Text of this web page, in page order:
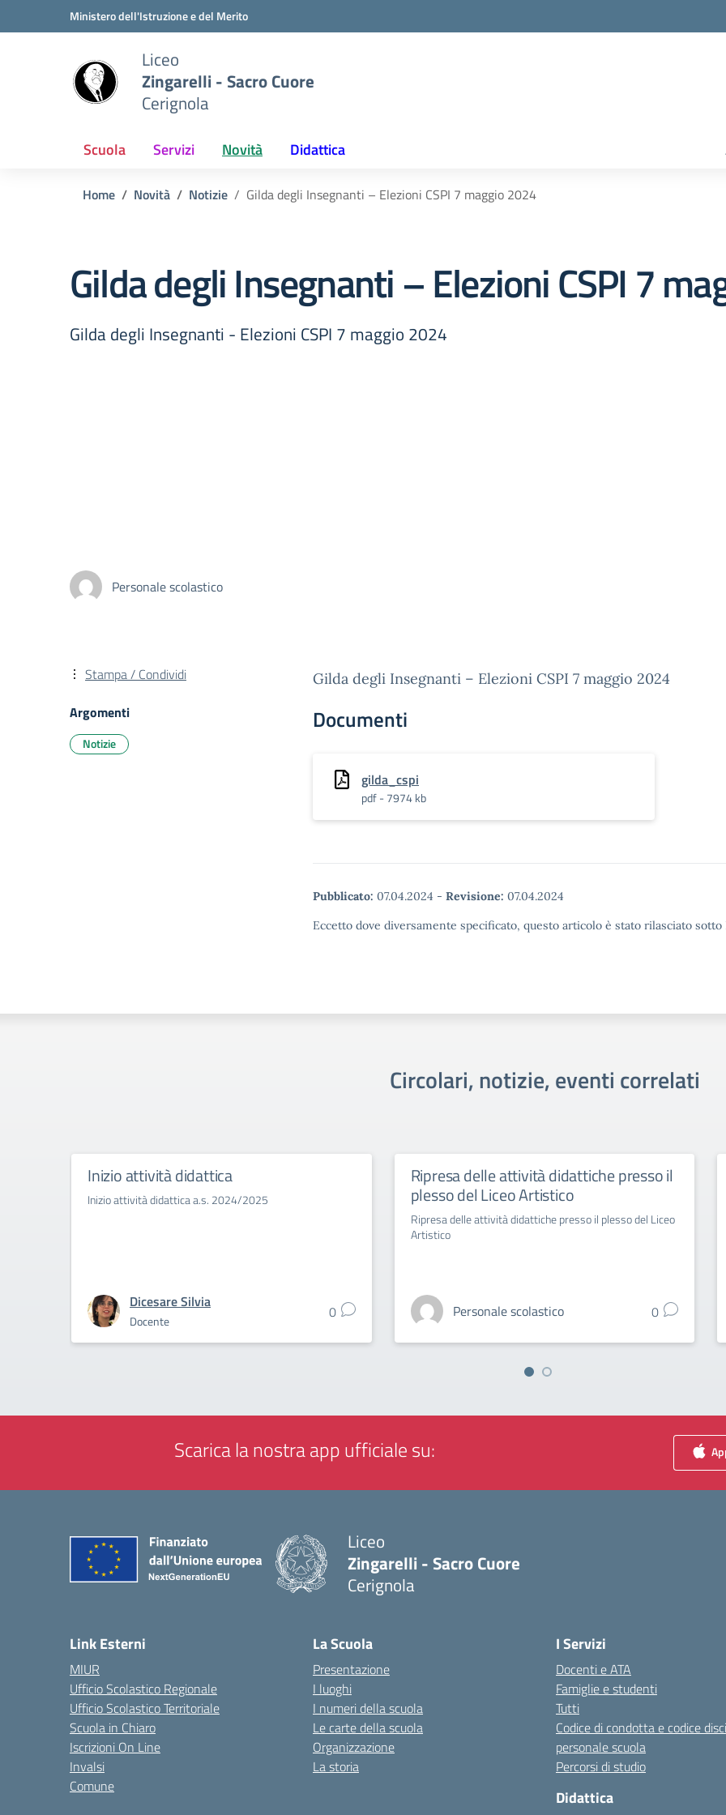
Vai ai contenuti
Vai al menu di navigazioneMinistero dell'Istruzione e del Merito
Liceo
Zingarelli - Sacro Cuore
Cerignola
Scuola Servizi Novità Didattica
Home Novità Notizie Gilda degli Insegnanti – Elezioni CSPI 7 maggio 2024
Gilda degli Insegnanti – Elezioni CSPI 7
Gilda degli Insegnanti - Elezioni CSPI 7 maggio 2024
Personale scolastico
Gilda degli Insegnanti – Elezioni CSPI 7 maggio 2024
Documenti
gilda_cspi
pdf - 7974 kb
Pubblicato: 07.04.2024 - Revisione: 07.04.2024
Eccetto dove diversamente specificato, questo articolo è stato rilasciato
Stampa / Condividi
Argomenti
Notizie
Circolari, notizie, eventi correlati
Inizio attività didattica
Inizio attività didattica a.s. 2024/2025
Dicesare Silvia
Docente 0
Ripresa delle attività didattiche presso il
plesso del Liceo Artistico
Ripresa delle attività didattiche presso il plesso del Liceo
Artistico
Personale scolastico 0
Scarica la nostra app ufficiale su:
Liceo
Zingarelli - Sacro Cuore
Cerignola
Link Esterni
MIUR
Ufficio Scolastico Regionale
Ufficio Scolastico Territoriale
Scuola in Chiaro
Iscrizioni On Line
Invalsi
Comune
La Scuola
Presentazione
I luoghi
I numeri della scuola
Le carte della scuola
Organizzazione
La storia
I Servizi
Docenti e ATA
Famiglie e studenti
Tutti
Codice di condotta e codice
personale scuola
Percorsi di studio
Didattica